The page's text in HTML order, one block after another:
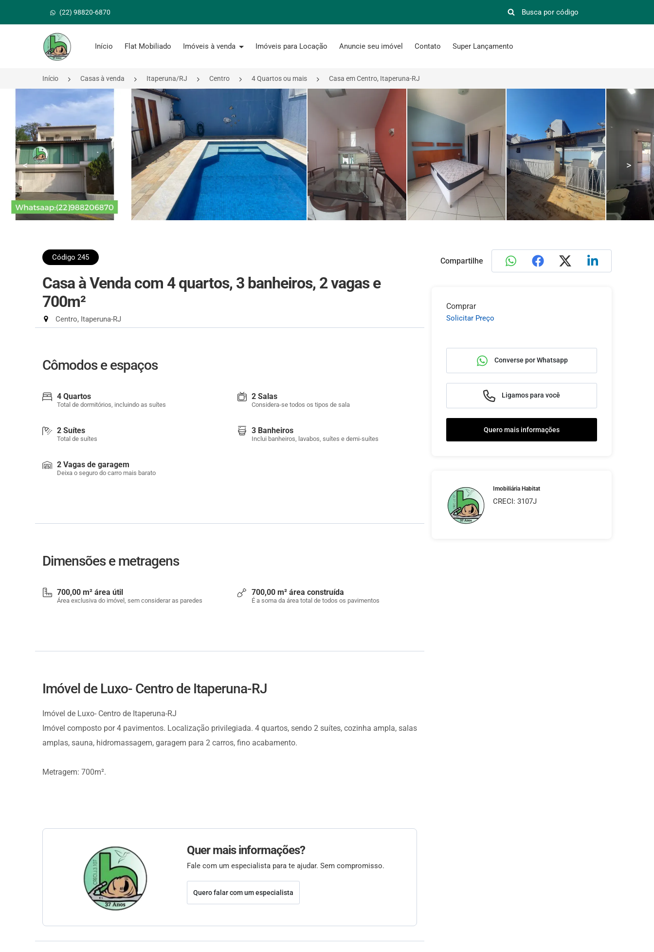
(22) 98820-6870
Página inicial
Início Flat Mobiliado Imóveis à venda Imóveis para Locação Anuncie seu imóvel Contato Super Lançamento
Início Casas à venda Itaperuna/RJ Centro 4 Quartos ou mais Casa em Centro, Itaperuna-RJ
< >
Código 245
Casa à Venda com 4 quartos, 3 banheiros, 2 vagas e
700m²
Centro, Itaperuna-RJ
Cômodos e espaços
4 Quartos
Total de dormitórios, incluindo as suítes
2 Salas
Considera-se todos os tipos de sala
2 Suítes
Total de suítes
3 Banheiros
Inclui banheiros, lavabos, suítes e demi-suítes
2 Vagas de garagem
Deixa o seguro do carro mais barato
Dimensões e metragens
700,00 m² área útil
Área exclusiva do imóvel, sem considerar as paredes
700,00 m² área construída
É a soma da área total de todos os pavimentos
Imóvel de Luxo- Centro de Itaperuna-RJ
Imóvel de Luxo- Centro de Itaperuna-RJ
Imóvel composto por 4 pavimentos. Localização privilegiada. 4 quartos, sendo 2 suítes, cozinha ampla, salas
amplas, sauna, hidromassagem, garagem para 2 carros, fino acabamento.
Metragem: 700m².
Quer mais informações?
Fale com um especialista para te ajudar. Sem compromisso.
Quero falar com um especialista
Compartilhe
Comprar
Solicitar Preço
Converse por Whatsapp
Ligamos para você
Quero mais informações
Imobiliária Habitat
CRECI: 3107J